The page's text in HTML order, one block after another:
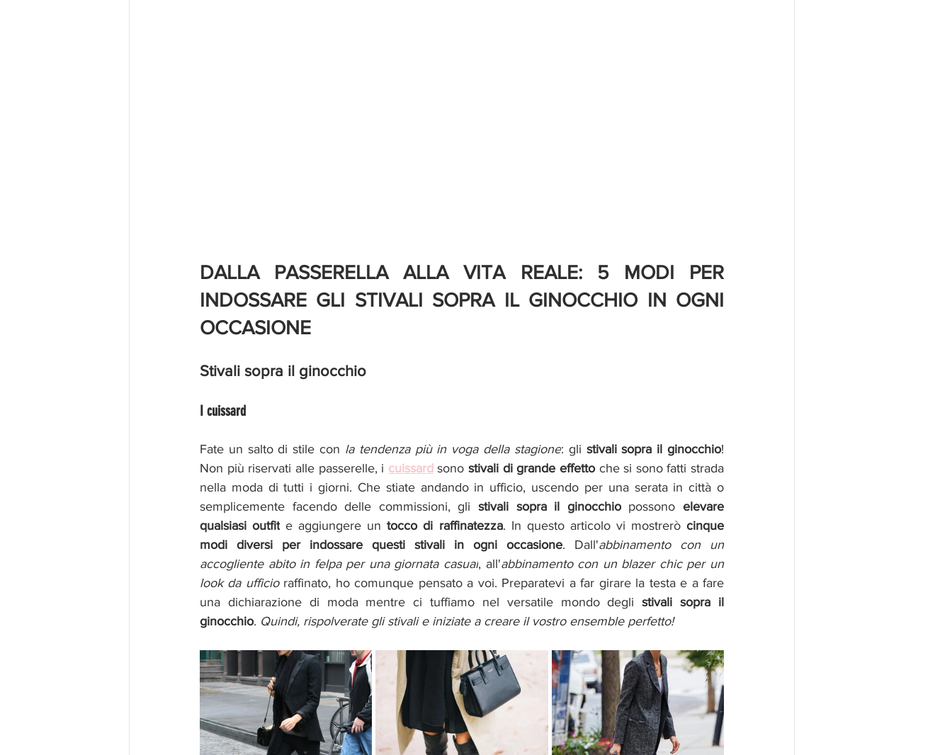
DALLA PASSERELLA ALLA VITA REALE: 5 MODI PER
INDOSSARE GLI STIVALI SOPRA IL GINOCCHIO IN OGNI
OCCASIONE
Stivali sopra il ginocchio
I cuissard
Fate un salto di stile con la tendenza più in voga della stagione: gli stivali sopra il ginocchio!
Non più riservati alle passerelle, i cuissard sono stivali di grande effetto che si sono fatti strada
nella moda di tutti i giorni. Che stiate andando in ufficio, uscendo per una serata in città o
semplicemente facendo delle commissioni, gli stivali sopra il ginocchio possono elevare
qualsiasi outfit e aggiungere un tocco di raffinatezza. In questo articolo vi mostrerò cinque
modi diversi per indossare questi stivali in ogni occasione. Dall'abbinamento con un
accogliente abito in felpa per una giornata casual, all'abbinamento con un blazer chic per un
look da ufficio raffinato, ho comunque pensato a voi. Preparatevi a far girare la testa e a fare
una dichiarazione di moda mentre ci tuffiamo nel versatile mondo degli stivali sopra il
ginocchio. Quindi, rispolverate gli stivali e iniziate a creare il vostro ensemble perfetto!